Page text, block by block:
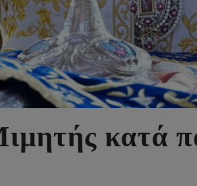
κατά